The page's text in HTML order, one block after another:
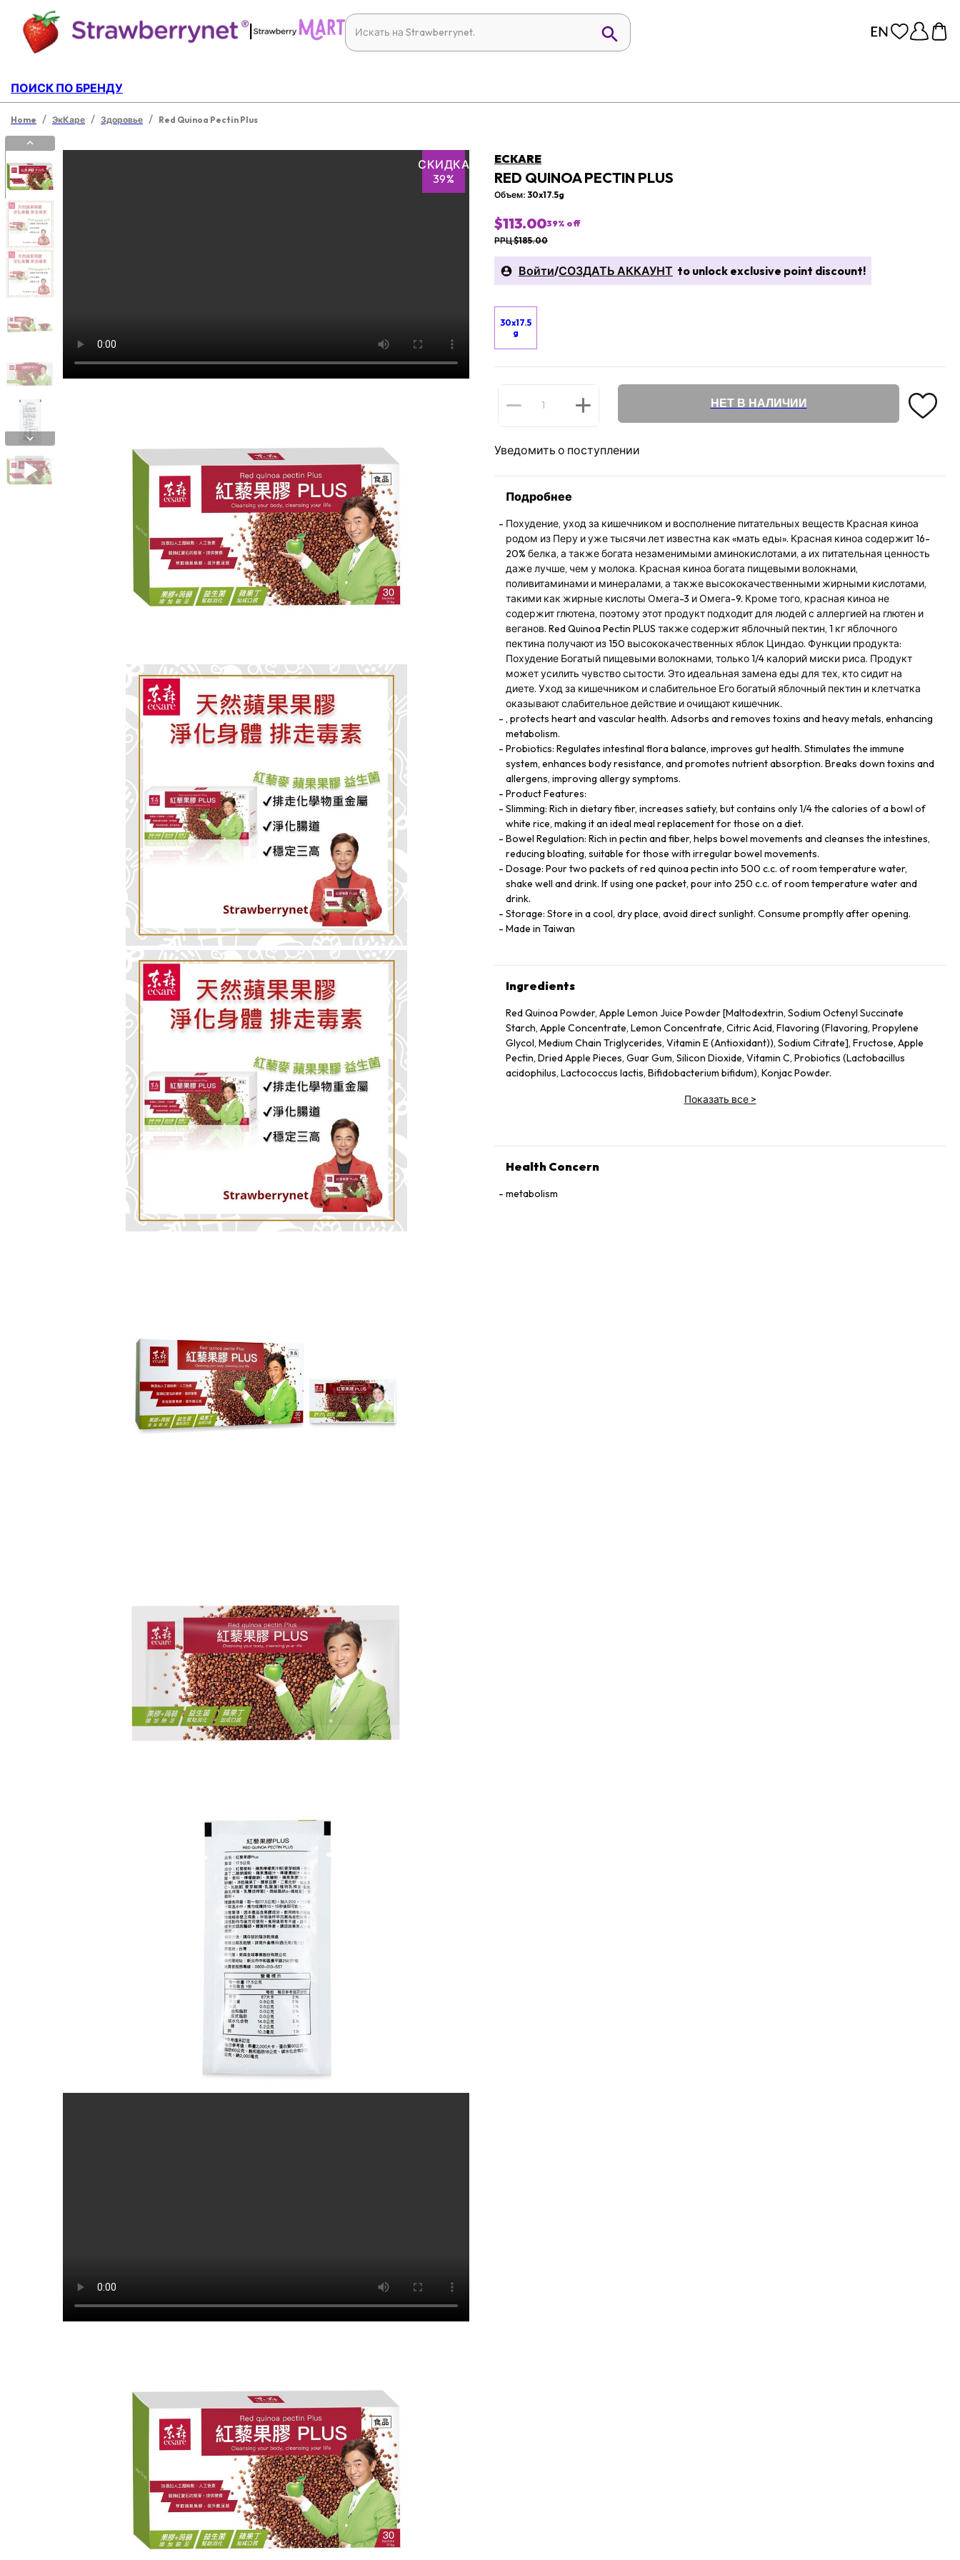
|
ПОИСК ПО БРЕНДУ
Home / ЭкКаре / Здоровье / Red Quinoa Pectin Plus
СКИДКА
39%
ECKARE
RED QUINOA PECTIN PLUS
Объем: 30x17.5g
$113.0039% off
РРЦ $185.00
Войти/СОЗДАТЬ АККАУНТ to unlock exclusive point discount!
30x17.5
g
НЕТ В НАЛИЧИИ
Уведомить о поступлении
Подробнее
Похудение, уход за кишечником и восполнение питательных веществ Красная киноа
родом из Перу и уже тысячи лет известна как «мать еды». Красная киноа содержит 16-
20% белка, а также богата незаменимыми аминокислотами, а их питательная ценность
даже лучше, чем у молока. Красная киноа богата пищевыми волокнами,
поливитаминами и минералами, а также высококачественными жирными кислотами,
такими как жирные кислоты Омега-3 и Омега-9. Кроме того, красная киноа не
содержит глютена, поэтому этот продукт подходит для людей с аллергией на глютен и
веганов. Red Quinoa Pectin PLUS также содержит яблочный пектин, 1 кг яблочного
пектина получают из 150 высококачественных яблок Циндао. Функции продукта:
Похудение Богатый пищевыми волокнами, только 1/4 калорий миски риса. Продукт
может усилить чувство сытости. Это идеальная замена еды для тех, кто сидит на
диете. Уход за кишечником и слабительное Его богатый яблочный пектин и клетчатка
оказывают слабительное действие и очищают кишечник.
, protects heart and vascular health. Adsorbs and removes toxins and heavy metals, enhancing
metabolism.
Probiotics: Regulates intestinal flora balance, improves gut health. Stimulates the immune
system, enhances body resistance, and promotes nutrient absorption. Breaks down toxins and
allergens, improving allergy symptoms.
Product Features:
Slimming: Rich in dietary fiber, increases satiety, but contains only 1/4 the calories of a bowl of
white rice, making it an ideal meal replacement for those on a diet.
Bowel Regulation: Rich in pectin and fiber, helps bowel movements and cleanses the intestines,
reducing bloating, suitable for those with irregular bowel movements.
Dosage: Pour two packets of red quinoa pectin into 500 c.c. of room temperature water,
shake well and drink. If using one packet, pour into 250 c.c. of room temperature water and
drink.
Storage: Store in a cool, dry place, avoid direct sunlight. Consume promptly after opening.
Made in Taiwan
Ingredients
Red Quinoa Powder, Apple Lemon Juice Powder [Maltodextrin, Sodium Octenyl Succinate
Starch, Apple Concentrate, Lemon Concentrate, Citric Acid, Flavoring (Flavoring, Propylene
Glycol, Medium Chain Triglycerides, Vitamin E (Antioxidant)), Sodium Citrate], Fructose, Apple
Pectin, Dried Apple Pieces, Guar Gum, Silicon Dioxide, Vitamin C, Probiotics (Lactobacillus
acidophilus, Lactococcus lactis, Bifidobacterium bifidum), Konjac Powder.
Показать все>
Health Concern
metabolism